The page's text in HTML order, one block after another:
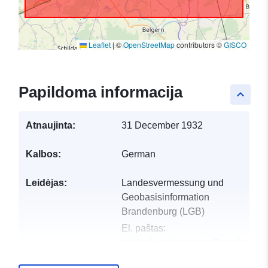
Leaflet|©OpenStreetMapcontributors ©GISCO
keyboard_arrow_up
Papildoma informacija
Atnaujinta: 31 December 1932
Kalbos: German
Leidėjas:
Landesvermessung und
Geobasisinformation
Brandenburg (LGB)
El. paštas: